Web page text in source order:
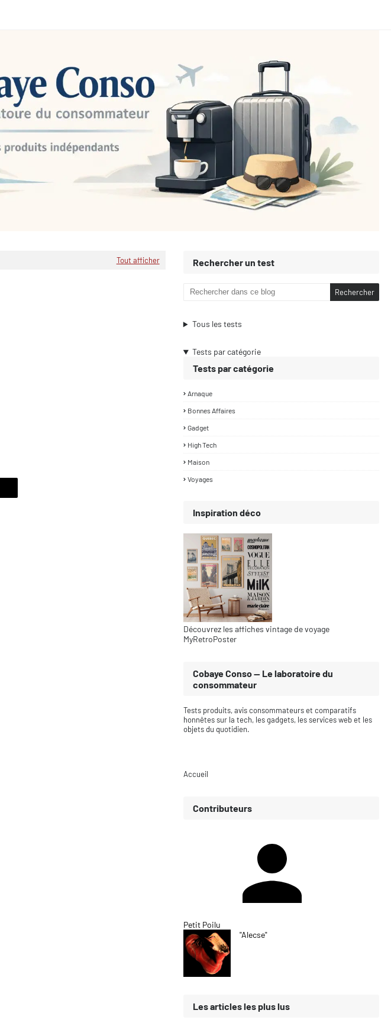
Tout afficher Rechercher un test
Tous les tests
Tests par catégorie
Tests par catégorie
Arnaque
Bonnes Affaires
Gadget
High Tech
Maison
Voyages
Inspiration déco
Découvrez les affiches vintage de voyage
MyRetroPoster
Cobaye Conso — Le laboratoire du
consommateur
Tests produits, avis consommateurs et comparatifs
honnêtes sur la tech, les gadgets, les services web et les
objets du quotidien.
Accueil
Contributeurs
Petit Poilu
"Alecse"
Les articles les plus lus